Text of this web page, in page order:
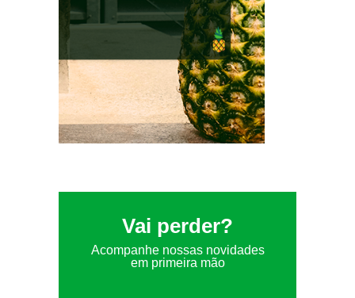
Vai perder?
Acompanhe nossas novidades
em primeira mão